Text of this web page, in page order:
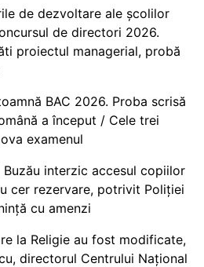
de dezvoltare ale școlilor
de directori 2026.
proiectul managerial, probă
BAC 2026. Proba scrisă
a început / Cele trei
examenul
interzic accesul copiilor
cer rezervare, potrivit Poliției
cu amenzi
la Religie au fost modificate,
directorul Centrului Național